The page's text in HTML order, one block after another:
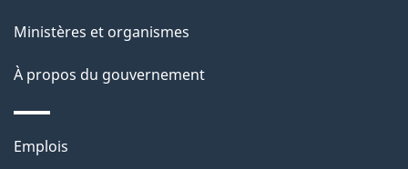
p
a
Ministères et organismes
À propos du gouvernement
Thèmes
Emplois